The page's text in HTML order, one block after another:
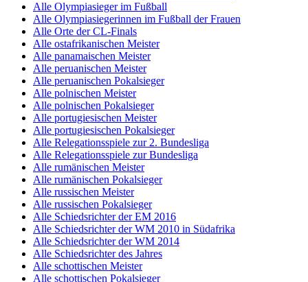
Alle Olympiasieger im Fußball
Alle Olympiasiegerinnen im Fußball der Frauen
Alle Orte der CL-Finals
Alle ostafrikanischen Meister
Alle panamaischen Meister
Alle peruanischen Meister
Alle peruanischen Pokalsieger
Alle polnischen Meister
Alle polnischen Pokalsieger
Alle portugiesischen Meister
Alle portugiesischen Pokalsieger
Alle Relegationsspiele zur 2. Bundesliga
Alle Relegationsspiele zur Bundesliga
Alle rumänischen Meister
Alle rumänischen Pokalsieger
Alle russischen Meister
Alle russischen Pokalsieger
Alle Schiedsrichter der EM 2016
Alle Schiedsrichter der WM 2010 in Südafrika
Alle Schiedsrichter der WM 2014
Alle Schiedsrichter des Jahres
Alle schottischen Meister
Alle schottischen Pokalsieger